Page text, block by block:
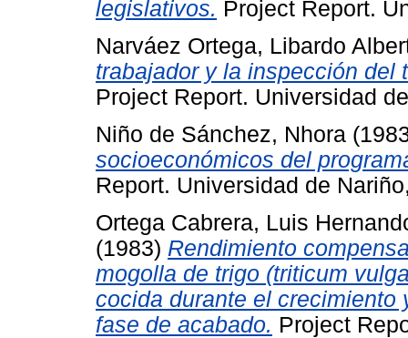
legislativos. Project Report.
Narváez Ortega, Libardo
trabajador y la inspección del
Project Report. Universidad
Niño de Sánchez, Nhora
socioeconómicos del
Report. Universidad de
Ortega Cabrera, Luis
(1983) Rendimiento
mogolla de trigo (triticum
cocida durante el crecimiento
fase de acabado. Project